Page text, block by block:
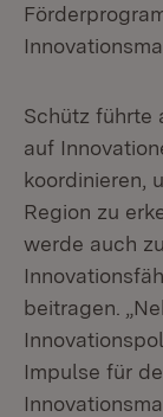
Schütz führte
auf
koordinieren,
Region zu
werde auch
beitragen.
Impulse für